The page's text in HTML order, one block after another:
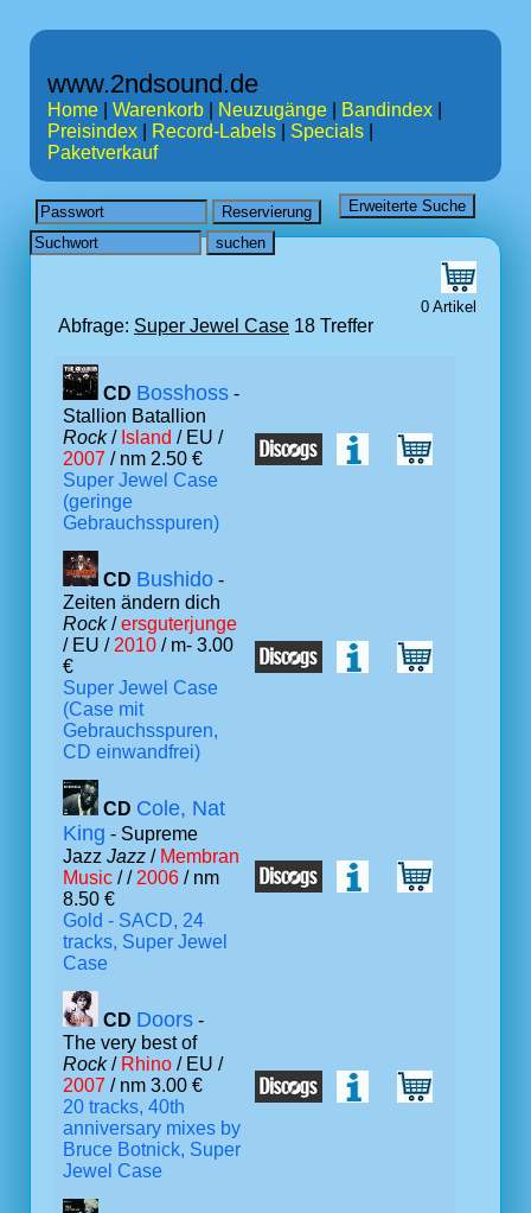
www.2ndsound.de
Home Warenkorb Neuzugänge Bandindex
Preisindex
Record-Labels Specials
Paketverkauf
0 Artikel
Abfrage: Super Jewel Case 18 Treffer
CD Bosshoss -
Stallion Batallion
Rock/ Island / EU /
2007 / nm 2.50 €
Super Jewel Case
(geringe
Gebrauchsspuren)
CD Bushido -
Zeiten ändern dich
Rock/ersguterjunge
/ EU / 2010 / m- 3.00
€
Super Jewel Case
(Case mit
Gebrauchsspuren,
CD einwandfrei)
CD Cole, Nat
King - Supreme
Jazz Jazz / Membran
Music / / 2006 / nm
8.50 €
Gold - SACD, 24
tracks, Super Jewel
Case
CD Doors -
The very best of
Rock/ Rhino / EU /
2007 / nm 3.00 €
20 tracks, 40th
anniversary mixes by
Bruce Botnick, Super
Jewel Case